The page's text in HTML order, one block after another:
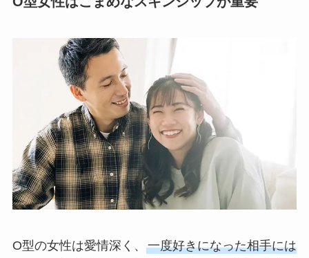
O型の女性は愛情深く、 一度好きになった相手には